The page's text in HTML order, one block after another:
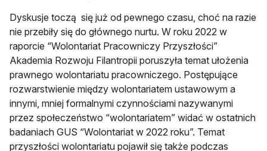
Dyskusje toczą się już od pewnego czasu, choć na razie
nie przebiły się do głównego nurtu. W roku 2022 w
raporcie “Wolontariat Pracowniczy Przyszłości”
Akademia Rozwoju Filantropii poruszyła temat ułożenia
prawnego wolontariatu pracowniczego. Postępujące
rozwarstwienie między wolontariatem ustawowym a
innymi, mniej formalnymi czynnościami nazywanymi
przez społeczeństwo “wolontariatem” widać w ostatnich
badaniach GUS “Wolontariat w 2022 roku”. Temat
przyszłości wolontariatu pojawił się także podczas